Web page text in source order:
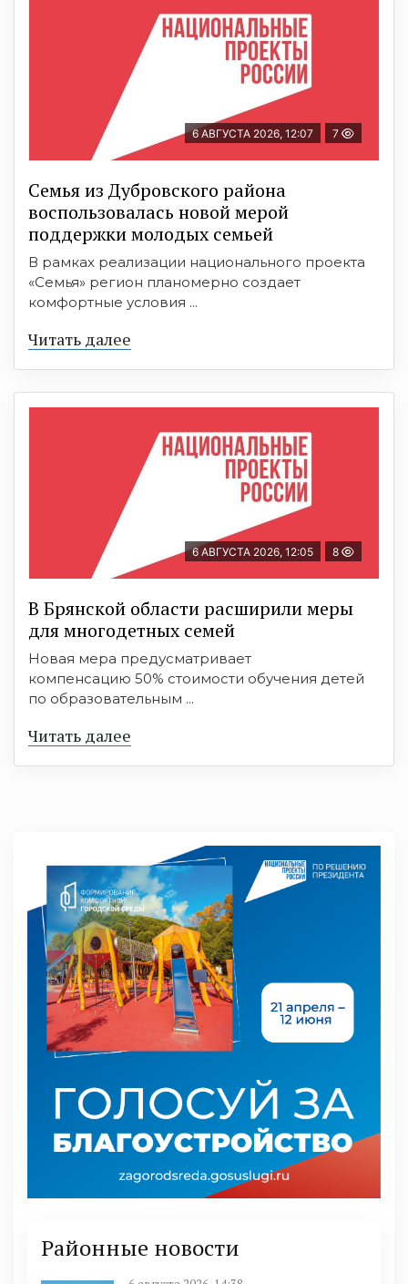
6 АВГУСТА 2026, 12:07 7
Семья из Дубровского района
воспользовалась новой мерой
поддержки молодых семьей
В рамках реализации национального проекта
«Семья» регион планомерно создает
комфортные условия ...
Читать далее
6 АВГУСТА 2026, 12:05 8
В Брянской области расширили меры
для многодетных семей
Новая мера предусматривает
компенсацию 50% стоимости обучения детей
по образовательным ...
Читать далее
Районные новости